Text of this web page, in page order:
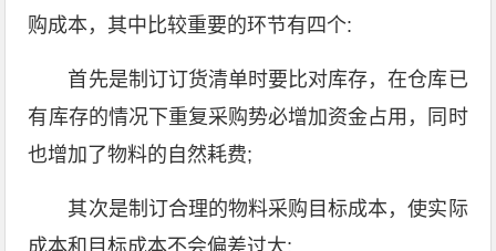
购成本，其中比较重要的环节有四个:
首先是制订订货清单时要比对库存，在仓库已
有库存的情况下重复采购势必增加资金占用，同时
也增加了物料的自然耗费;
其次是制订合理的物料采购目标成本，使实际
成本和目标成本不会偏差过大;